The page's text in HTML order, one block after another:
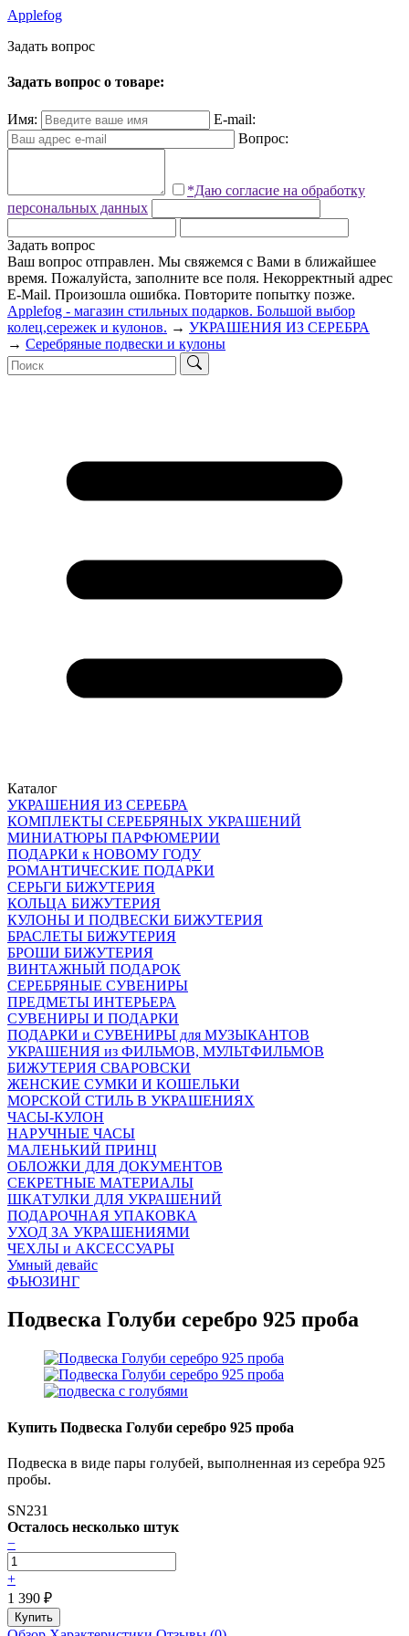
Applefog
Задать вопрос
Задать вопрос о товаре:
Имя:
E-mail:
Вопрос:
*Даю согласие на обработку
персональных данных
Задать вопрос
Ваш вопрос отправлен. Мы свяжемся с Вами в ближайшее
время. Пожалуйста, заполните все поля. Некорректный адрес
E-Mail. Произошла ошибка. Повторите попытку позже.
Applefog - магазин стильных подарков. Большой выбор
колец,сережек и кулонов. → УКРАШЕНИЯ ИЗ СЕРЕБРА
→ Серебряные подвески и кулоны
Каталог
УКРАШЕНИЯ ИЗ СЕРЕБРА
КОМПЛЕКТЫ СЕРЕБРЯНЫХ УКРАШЕНИЙ
МИНИАТЮРЫ ПАРФЮМЕРИИ
ПОДАРКИ к НОВОМУ ГОДУ
РОМАНТИЧЕСКИЕ ПОДАРКИ
СЕРЬГИ БИЖУТЕРИЯ
КОЛЬЦА БИЖУТЕРИЯ
КУЛОНЫ И ПОДВЕСКИ БИЖУТЕРИЯ
БРАСЛЕТЫ БИЖУТЕРИЯ
БРОШИ БИЖУТЕРИЯ
ВИНТАЖНЫЙ ПОДАРОК
СЕРЕБРЯНЫЕ СУВЕНИРЫ
ПРЕДМЕТЫ ИНТЕРЬЕРА
СУВЕНИРЫ И ПОДАРКИ
ПОДАРКИ и СУВЕНИРЫ для МУЗЫКАНТОВ
УКРАШЕНИЯ из ФИЛЬМОВ, МУЛЬТФИЛЬМОВ
БИЖУТЕРИЯ СВАРОВСКИ
ЖЕНСКИЕ СУМКИ И КОШЕЛЬКИ
МОРСКОЙ СТИЛЬ В УКРАШЕНИЯХ
ЧАСЫ-КУЛОН
НАРУЧНЫЕ ЧАСЫ
МАЛЕНЬКИЙ ПРИНЦ
ОБЛОЖКИ ДЛЯ ДОКУМЕНТОВ
СЕКРЕТНЫЕ МАТЕРИАЛЫ
ШКАТУЛКИ ДЛЯ УКРАШЕНИЙ
ПОДАРОЧНАЯ УПАКОВКА
УХОД ЗА УКРАШЕНИЯМИ
ЧEХЛЫ и АКСЕССУАРЫ
Умный девайс
ФЬЮЗИНГ
Подвеска Голуби серебро 925 проба
Купить Подвеска Голуби серебро 925 проба
Подвеска в виде пары голубей, выполненная из серебра 925
пробы.
SN231
Осталось несколько штук
−
+
1 390 ₽